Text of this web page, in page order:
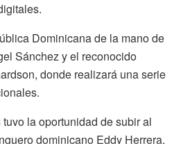
Dominicana de la mano de
Sánchez y el reconocido
donde realizará una serie
la oportunidad de subir al
dominicano Eddy Herrera,